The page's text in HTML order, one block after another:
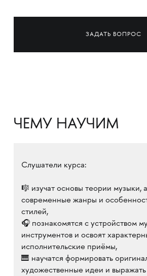
ЗАДАТЬ ВОПРОС
ЧЕМУ НАУЧИМ
Слушатели курса:
🎼 изучат основы теории музыки,
современные жанры и
стилей,
🎧 познакомятся с устройством
инструментов и освоят
исполнительские приёмы,
🎹 научатся формировать
художественные идеи и